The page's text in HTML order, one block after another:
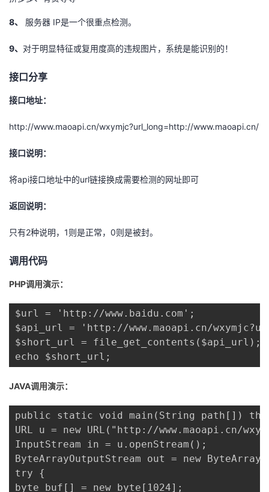
藏
8、 服务器 IP是一个很重点检测。
9、 对于明显特征或复用度高的违规图片，系统是能识别的！
接口分享
接口地址：
http://www.maoapi.cn/wxymjc?url_long=http://www.maoapi.cn/
接口说明：
将api接口地址中的url链接换成需要检测的网址即可
返回说明：
只有2种说明，1则是正常，0则是被封。
调用代码
PHP调用演示：
$url = 'http://www.baidu.com';
$api_url = 'http://www.maoapi.cn/
$short_url = file_get_contents($api_url);
echo $short_url;
JAVA调用演示：
public static void main(String path[])
URL u = new URL("http://www.maoapi.cn/
InputStream in = u.openStream();
ByteArrayOutputStream out = new
try {
byte buf[] = new byte[1024];